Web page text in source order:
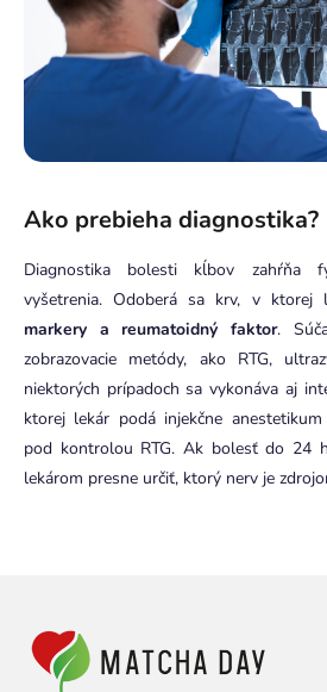
Ako prebieha diagnostika?
Diagnostika bolesti kĺbov zahŕňa
vyšetrenia. Odoberá sa krv, v ktorej
markery a reumatoidný faktor.
zobrazovacie metódy, ako RTG,
niektorých prípadoch sa vykonáva aj
ktorej lekár podá injekčne
pod kontrolou RTG. Ak bolesť do 24
lekárom presne určiť, ktorý nerv je